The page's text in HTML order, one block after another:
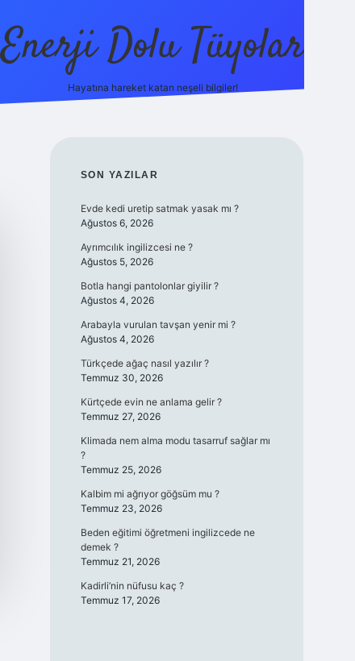
Enerji Dolu Tüyolar
Hayatına hareket katan neşeli bilgiler!
SIDEBAR
SON YAZILAR
Evde kedi uretip satmak yasak mı ?
Ağustos 6, 2026
Ayrımcılık ingilizcesi ne ?
Ağustos 5, 2026
Botla hangi pantolonlar giyilir ?
Ağustos 4, 2026
Arabayla vurulan tavşan yenir mi ?
Ağustos 4, 2026
Türkçede ağaç nasıl yazılır ?
Temmuz 30, 2026
Kürtçede evin ne anlama gelir ?
Temmuz 27, 2026
Klimada nem alma modu tasarruf sağlar mı
?
Temmuz 25, 2026
Kalbim mi ağrıyor göğsüm mu ?
Temmuz 23, 2026
Beden eğitimi öğretmeni ingilizcede ne
demek ?
Temmuz 21, 2026
Kadirli’nin nüfusu kaç ?
Temmuz 17, 2026